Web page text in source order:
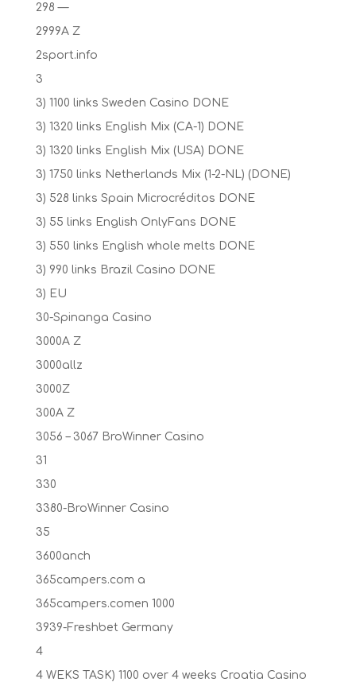
298 —
2999A Z
2sport.info
3
3) 1100 links Sweden Casino DONE
3) 1320 links English Mix (CA-1) DONE
3) 1320 links English Mix (USA) DONE
3) 1750 links Netherlands Mix (1-2-NL) (DONE)
3) 528 links Spain Microcréditos DONE
3) 55 links English OnlyFans DONE
3) 550 links English whole melts DONE
3) 990 links Brazil Casino DONE
3) EU
30-Spinanga Casino
3000A Z
3000allz
3000Z
300A Z
3056 – 3067 BroWinner Casino
31
330
3380-BroWinner Casino
35
3600anch
365campers.com a
365campers.comen 1000
3939-Freshbet Germany
4
4 WEKS TASK) 1100 over 4 weeks Croatia Casino